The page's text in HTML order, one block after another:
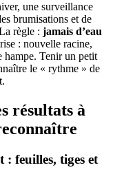
une surveillance
brumisations et de
règle : jamais d’eau
: nouvelle racine,
hampe. Tenir un petit
le « rythme » de
résultats à
: feuilles, tiges et